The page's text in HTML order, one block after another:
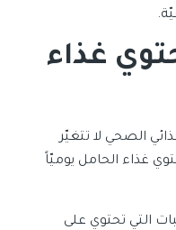
غذاء
الصحي لا تتغيّر
غذاء الحامل يوميّاً
التي تحتوي على